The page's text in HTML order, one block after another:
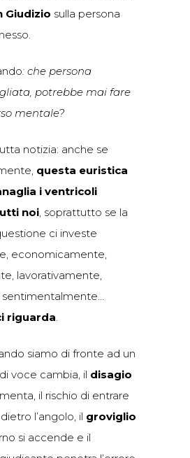
Giudizio sulla persona
: che persona
potrebbe mai fare
mentale?
notizia: anche se
questa euristica
i ventricoli
noi, soprattutto se la
ci investe
economicamente,
lavorativamente,
riguarda.
siamo di fronte ad un
voce cambia, il disagio
il rischio di entrare
l’angolo, il groviglio
si accende e il